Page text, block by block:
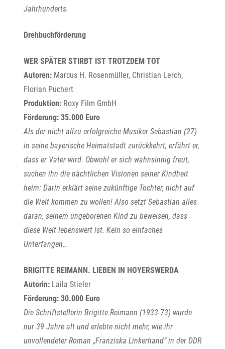
Jahrhunderts.
Drehbuchförderung
WER SPÄTER STIRBT IST TROTZDEM TOT
Autoren: Marcus H. Rosenmüller, Christian Lerch,
Florian Puchert
Produktion: Roxy Film GmbH
Förderung: 35.000 Euro
Als der nicht allzu erfolgreiche Musiker Sebastian (27)
in seine bayerische Heimatstadt zurückkehrt, erfährt er,
dass er Vater wird. Obwohl er sich wahnsinnig freut,
suchen ihn die nächtlichen Visionen seiner Kindheit
heim: Darin erklärt seine zukünftige Tochter, nicht auf
die Welt kommen zu wollen! Also setzt Sebastian alles
daran, seinem ungeborenen Kind zu beweisen, dass
diese Welt lebenswert ist. Kein so einfaches
Unterfangen…
BRIGITTE REIMANN. LIEBEN IN HOYERSWERDA
Autorin: Laila Stieler
Förderung: 30.000 Euro
Die Schriftstellerin Brigitte Reimann (1933-73) wurde
nur 39 Jahre alt und erlebte nicht mehr, wie ihr
unvollendeter Roman „Franziska Linkerhand“ in der DDR